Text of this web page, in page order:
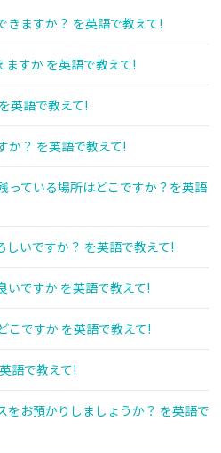
きますか？ を英語で教えて!
ますか を英語で教えて!
英語で教えて!
か？ を英語で教えて!
っている場所はどこですか？を英語
しいですか？ を英語で教えて!
いですか を英語で教えて!
こですか を英語で教えて!
語で教えて!
をお預かりしましょうか？ を英語で